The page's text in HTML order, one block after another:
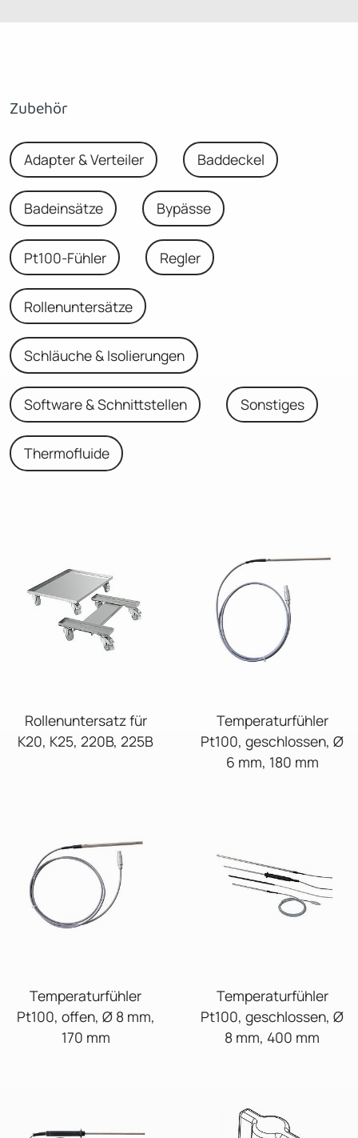
Zubehör
Adapter & Verteiler Baddeckel
Badeinsätze Bypässe
Pt100-Fühler Regler
Rollenuntersätze
Schläuche & Isolierungen
Software & Schnittstellen Sonstiges
Thermofluide
Rollenuntersatz für
K20, K25, 220B, 225B
Temperaturfühler
Pt100, geschlossen, Ø
6 mm, 180 mm
Temperaturfühler
Pt100, offen, Ø 8 mm,
170 mm
Temperaturfühler
Pt100, geschlossen, Ø
8 mm, 400 mm